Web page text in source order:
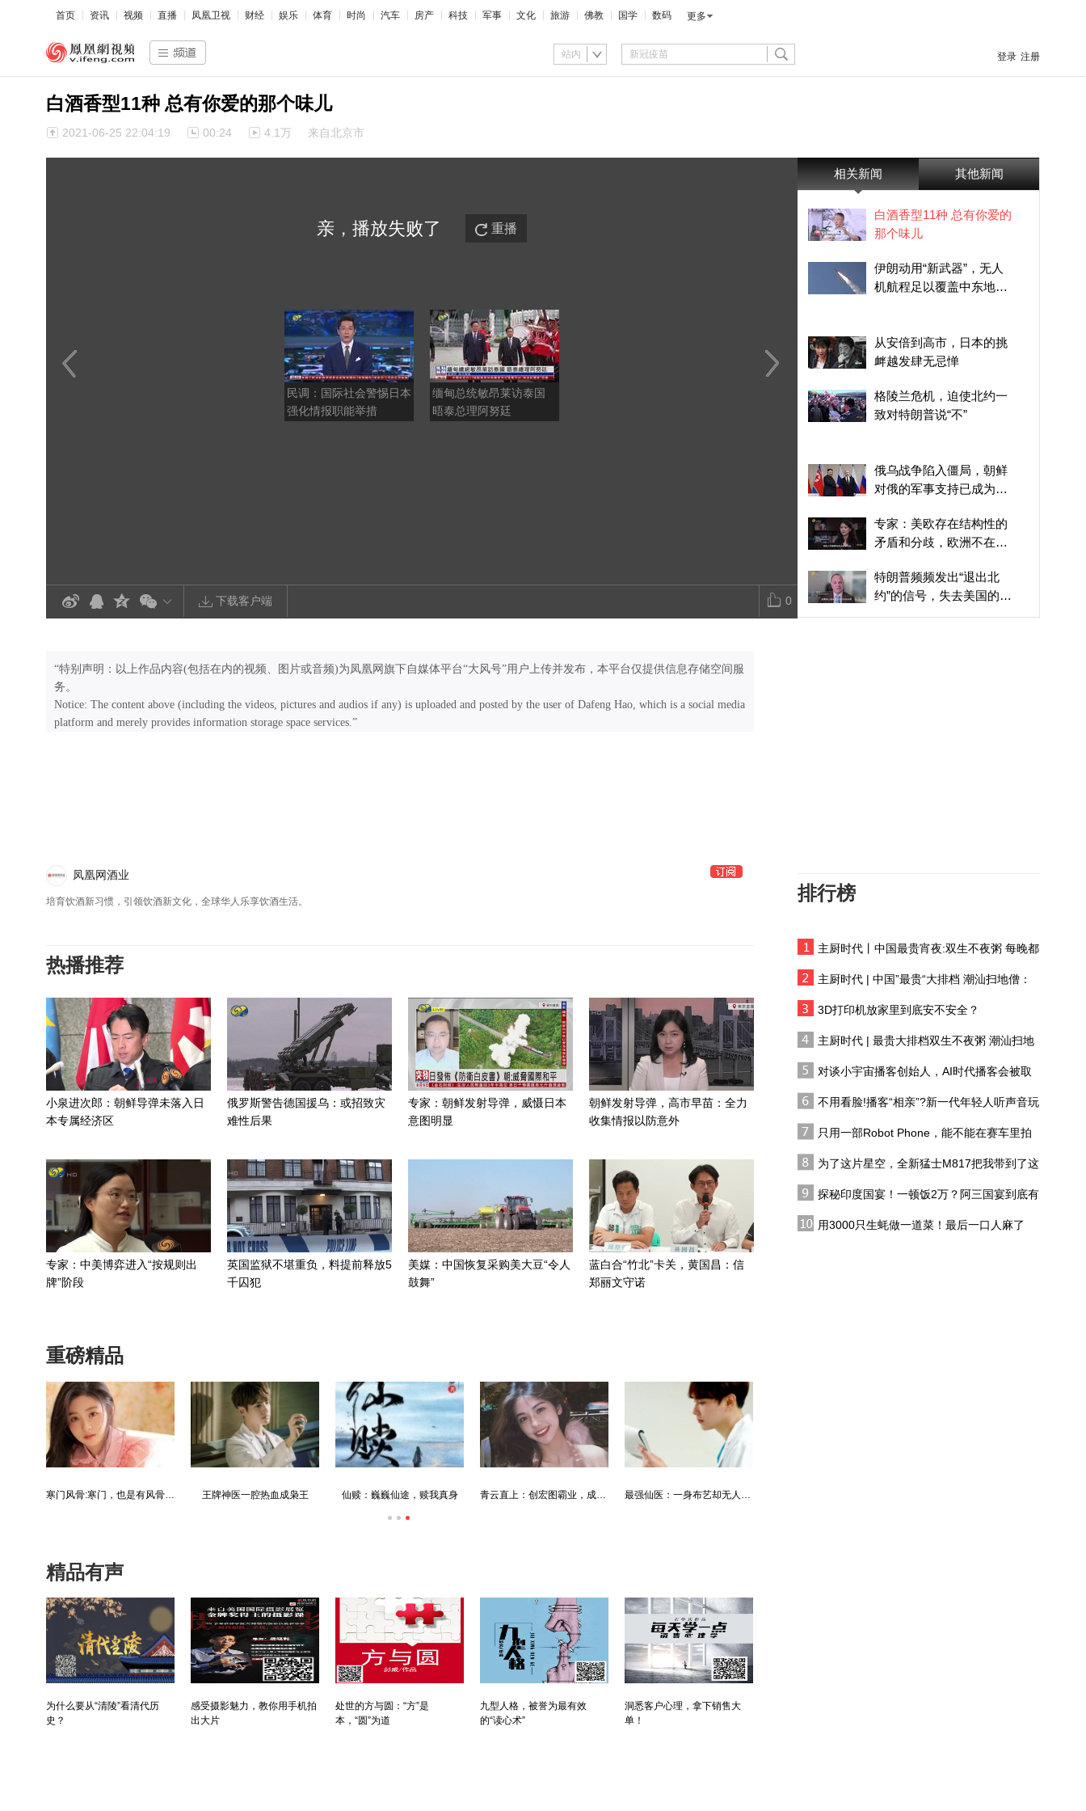
首页 资讯 视频 直播 凤凰卫视 财经 娱乐 体育 时尚 汽车 房产 科技 军事 文化 旅游 佛教 国学 数码 更多
站内 登录 注册
白酒香型11种 总有你爱的那个味儿
2021-06-25 22:04:19 00:24 4.1万 来自北京市
亲，播放失败了 重播
民调：国际社会警惕日本
强化情报职能举措
缅甸总统敏昂莱访泰国
晤泰总理阿努廷
日本“国家情报局”为何会
引爆媒体极化，成为政治
集会反对设立“国家情报
局”，日本民众的疑虑集
下载客户端 0
相关新闻 其他新闻
白酒香型11种 总有你爱的
那个味儿
伊朗动用“新武器”，无人
机航程足以覆盖中东地区
从安倍到高市，日本的挑
衅越发肆无忌惮
格陵兰危机，迫使北约一
致对特朗普说“不”
俄乌战争陷入僵局，朝鲜
对俄的军事支持已成为影
专家：美欧存在结构性的
矛盾和分歧，欧洲不在美
特朗普频频发出“退出北
约”的信号，失去美国的欧
洲，能否自保？
泰国总理欢迎缅甸总统敏
日本“闪电战式”设立“国家
局”，日本民众的疑虑集中
在三点
差一点，美国自毁中东80
年布局，美媒爆料：赫格
伊朗锁定海峡掌控权，美
打停停意愿如何？
揭秘南海U型线的前世今
“特别声明：以上作品内容(包括在内的视频、图片或音频)为凤凰网旗下自媒体平台“大风号”用户上传并发布，本平台仅提供信息存储空间服
务。
Notice: The content above (including the videos, pictures and audios if any) is uploaded and posted by the user of Dafeng Hao, which is a social media
platform and merely provides information storage space services.”
凤凰网酒业
培育饮酒新习惯，引领饮酒新文化，全球华人乐享饮酒生活。
热播推荐
小泉进次郎：朝鲜导弹未落入日
本专属经济区
俄罗斯警告德国援乌：或招致灾
难性后果
专家：朝鲜发射导弹，威慑日本
意图明显
朝鲜发射导弹，高市早苗：全力
收集情报以防意外
专家：中美博弈进入“按规则出
牌”阶段
英国监狱不堪重负，料提前释放5
千囚犯
美媒：中国恢复采购美大豆“令人
鼓舞”
蓝白合“竹北”卡关，黄国昌：信
郑丽文守诺
重磅精品
寒门风骨:寒门，也是有风骨的！ 王牌神医一腔热血成枭王 仙赎：巍巍仙途，赎我真身 青云直上：创宏图霸业，成人生赢家 最强仙医：一身布艺却无人不识
精品有声
为什么要从“清陵”看清代历
史？
感受摄影魅力，教你用手机拍
出大片
处世的方与圆：“方”是
本，“圆”为道
九型人格，被誉为最有效
的“读心术”
洞悉客户心理，拿下销售大
单！
排行榜
主厨时代丨中国最贵宵夜:双生不夜粥 每晚都
主厨时代 | 中国”最贵“大排档 潮汕扫地僧：
3D打印机放家里到底安不安全？
主厨时代 | 最贵大排档双生不夜粥 潮汕扫地
对谈小宇宙播客创始人，AI时代播客会被取
不用看脸!播客“相亲”?新一代年轻人听声音玩
只用一部Robot Phone，能不能在赛车里拍
为了这片星空，全新猛士M817把我带到了这
探秘印度国宴！一顿饭2万？阿三国宴到底有
用3000只生蚝做一道菜！最后一口人麻了